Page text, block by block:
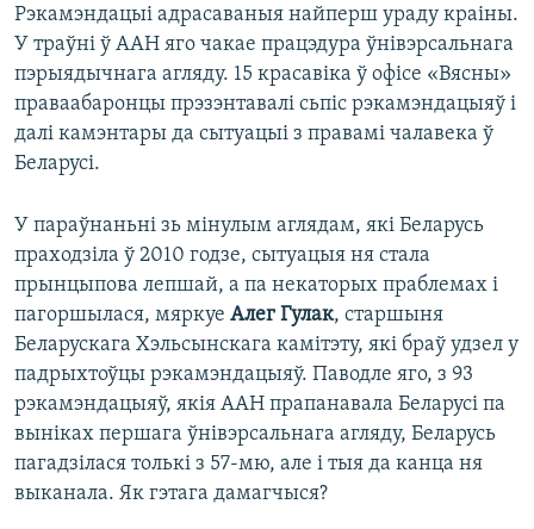
Рэкамэндацыі адрасаваныя найперш ураду краіны.
У траўні ў ААН яго чакае працэдура ўнівэрсальнага
пэрыядычнага агляду. 15 красавіка ў офісе «Вясны»
праваабаронцы прэзэнтавалі сьпіс рэкамэндацыяў і
далі камэнтары да сытуацыі з правамі чалавека ў
Беларусі.
У параўнаньні зь мінулым аглядам, які Беларусь
праходзіла ў 2010 годзе, сытуацыя ня стала
прынцыпова лепшай, а па некаторых праблемах і
пагоршылася, мяркуе Алег Гулак, старшыня
Беларускага Хэльсынскага камітэту, які браў удзел у
падрыхтоўцы рэкамэндацыяў. Паводле яго, з 93
рэкамэндацыяў, якія ААН прапанавала Беларусі па
выніках першага ўнівэрсальнага агляду, Беларусь
пагадзілася толькі з 57-мю, але і тыя да канца ня
выканала. Як гэтага дамагчыся?